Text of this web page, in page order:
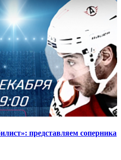
представляем соперника